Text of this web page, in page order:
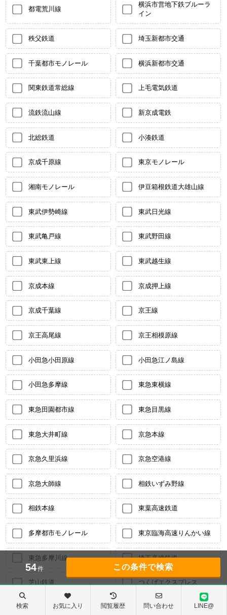
都電荒川線
横浜市営地下鉄ブルーラ
イン
秩父鉄道 埼玉新都市交通
千葉都市モノレール 横浜新都市交通
関東鉄道常総線 上毛電気鉄道
流鉄流山線 新京成電鉄
北総鉄道 小湊鉄道
京成千原線 東京モノレール
湘南モノレール 伊豆箱根鉄道大雄山線
東武伊勢崎線 東武日光線
東武亀戸線 東武野田線
東武東上線 東武越生線
京成本線 京成押上線
京成千葉線 京王線
京王高尾線 京王相模原線
小田急小田原線 小田急江ノ島線
小田急多摩線 東急東横線
東急田園都市線 東急目黒線
東急大井町線 京急本線
京急久里浜線 京急空港線
京急大師線 相鉄いずみ野線
相鉄本線 東葉高速鉄道
多摩都市モノレール 東京臨海高速りんかい線
東急多摩川線 埼玉高速鉄道
芝山鉄道 つくばエクスプレス
横浜市営地下鉄グリーン
54件
検索 お気に入り 閲覧履歴 問い合わせ LINE@